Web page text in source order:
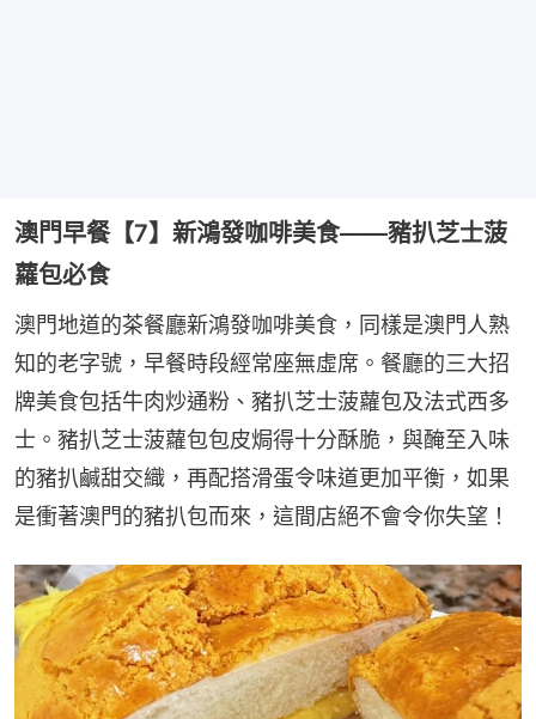
澳門早餐【7】新鴻發咖啡美食——豬扒芝士菠
蘿包必食
澳門地道的茶餐廳新鴻發咖啡美食，同樣是澳門人熟
知的老字號，早餐時段經常座無虛席。餐廳的三大招
牌美食包括牛肉炒通粉、豬扒芝士菠蘿包及法式西多
士。豬扒芝士菠蘿包包皮焗得十分酥脆，與醃至入味
的豬扒鹹甜交織，再配搭滑蛋令味道更加平衡，如果
是衝著澳門的豬扒包而來，這間店絕不會令你失望！